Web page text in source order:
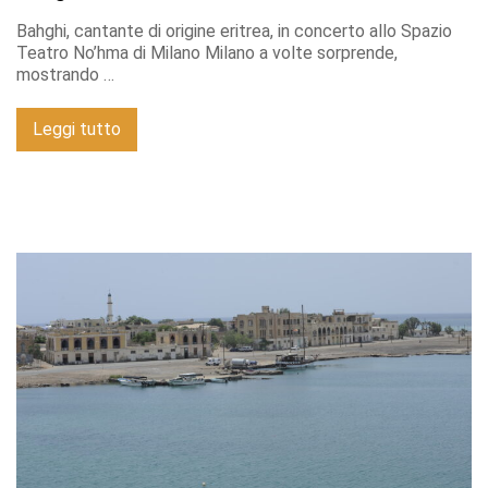
Bahghi, cantante di origine eritrea, in concerto allo Spazio
Teatro No’hma di Milano Milano a volte sorprende,
mostrando …
Leggi tutto